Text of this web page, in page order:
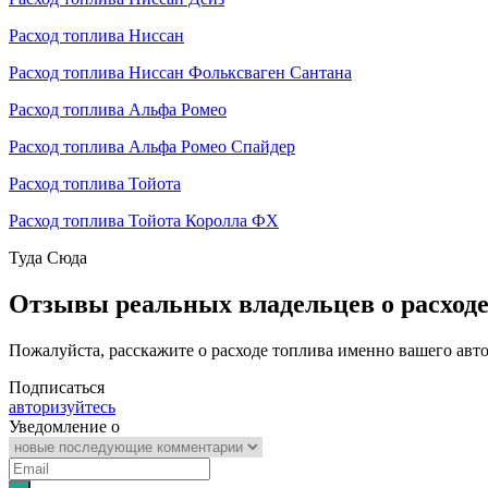
Расход топлива Ниссан
Расход топлива Ниссан Фольксваген Сантана
Расход топлива Альфа Ромео
Расход топлива Альфа Ромео Спайдер
Расход топлива Тойота
Расход топлива Тойота Королла ФХ
Туда Сюда
Отзывы реальных владельцев о расходе
Пожалуйста, расскажите о расходе топлива именно вашего
Подписаться
авторизуйтесь
Уведомление о